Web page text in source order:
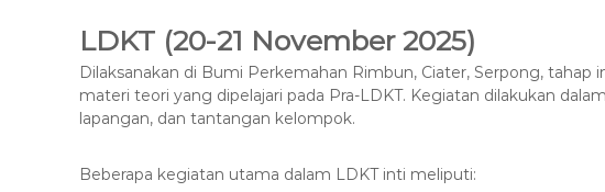
LDKT (20-21 November 2025)
Dilaksanakan di Bumi Perkemahan Rimbun, Ciater, Serpong, tahap
materi teori yang dipelajari pada Pra-LDKT. Kegiatan dilakukan
lapangan, dan tantangan kelompok.
Beberapa kegiatan utama dalam LDKT inti meliputi: